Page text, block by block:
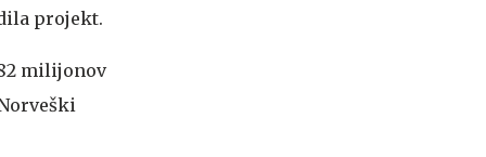
projekt.
milijonov